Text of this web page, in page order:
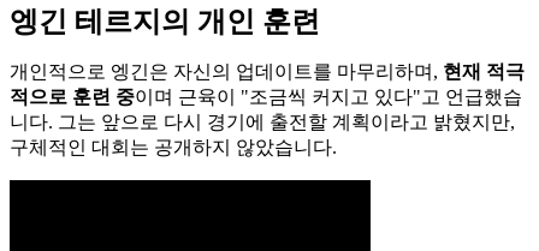
엥긴 테르지의 개인 훈련
개인적으로 엥긴은 자신의 업데이트를 마무리하며, 현재 적극
적으로 훈련 중이며 근육이 "조금씩 커지고 있다"고 언급했습
니다. 그는 앞으로 다시 경기에 출전할 계획이라고 밝혔지만,
구체적인 대회는 공개하지 않았습니다.